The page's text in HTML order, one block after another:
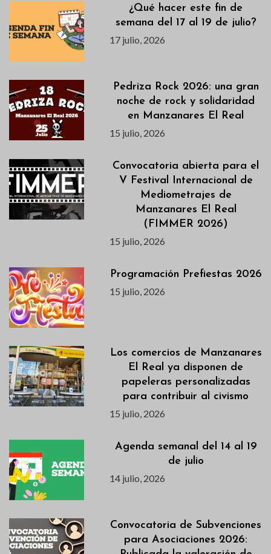
¿Qué hacer este fin de
semana del 17 al 19 de julio?
17 julio, 2026
Pedriza Rock 2026: una gran
noche de rock y solidaridad
en Manzanares El Real
15 julio, 2026
Convocatoria abierta para el
V Festival Internacional de
Mediometrajes de
Manzanares El Real
(FIMMER 2026)
15 julio, 2026
Programación Prefiestas 2026
15 julio, 2026
Los comercios de Manzanares
El Real ya disponen de
papeleras personalizadas
para contribuir al civismo
15 julio, 2026
Agenda semanal del 14 al 19
de julio
14 julio, 2026
Convocatoria de Subvenciones
para Asociaciones 2026: